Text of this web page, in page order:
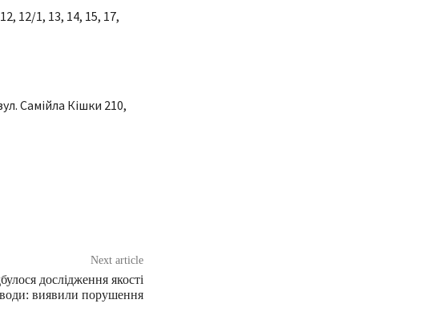
12/1, 13, 14, 15, 17,
Самійла Кішки 210,
Next article
дослідження якості
води: виявили порушення